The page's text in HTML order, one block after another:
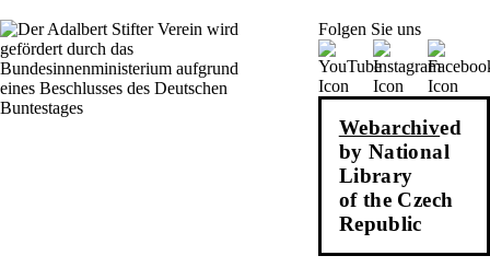
Folgen Sie uns
Webarchived
by National
Library
of the Czech
Republic